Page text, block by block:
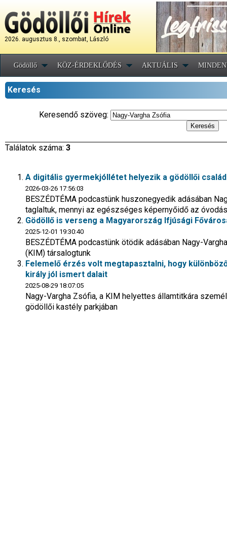
2026. augusztus 8., szombat, László
Gödöllő KÖZ-ÉRDEKLŐDÉS AKTUÁLIS
Keresés
Keresendő szöveg:
Találatok száma: 3
A digitális gyermekjóllétet helyezik a gödöllői
2026-03-26 17:56:03
BESZÉDTÉMA podcastünk huszonegyedik adásában
taglaltuk, mennyi az egészséges képernyőidő az
Gödöllő is verseng a Magyarország Ifjúsági
2025-12-01 19:30:40
BESZÉDTÉMA podcastünk ötödik adásában Nagy-
(KIM) társalogtunk
Felemelő érzés volt megtapasztalni, hogy
király jól ismert dalait
2025-08-29 18:07:05
Nagy-Vargha Zsófia, a KIM helyettes államtitkára
gödöllői kastély parkjában